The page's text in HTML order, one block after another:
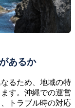
あるか
るため、地域の特
す。沖縄での運営
トラブル時の対応